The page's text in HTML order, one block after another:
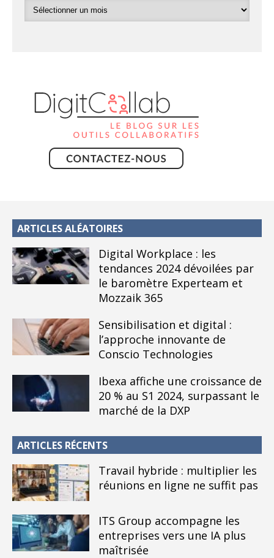
ARTICLES ALÉATOIRES
Digital Workplace : les
tendances 2024 dévoilées par
le baromètre Experteam et
Mozzaik 365
Sensibilisation et digital :
l’approche innovante de
Conscio Technologies
Ibexa affiche une croissance de
20 % au S1 2024, surpassant le
marché de la DXP
ARTICLES RÉCENTS
Travail hybride : multiplier les
réunions en ligne ne suffit pas
ITS Group accompagne les
entreprises vers une IA plus
maîtrisée